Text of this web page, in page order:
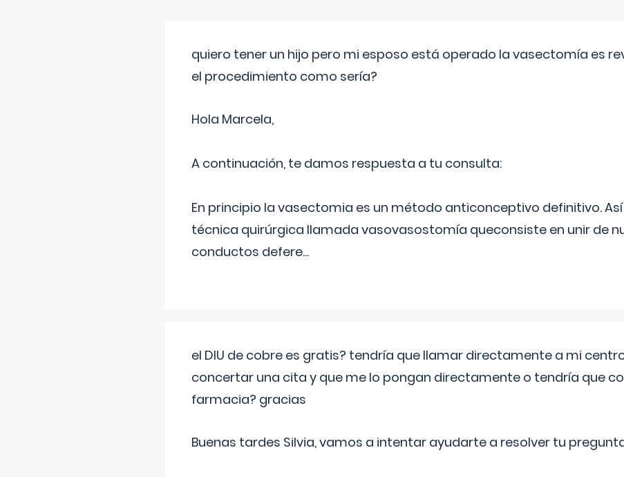
quiero tener un hijo pero mi esposo está operado la vasectomía es
el procedimiento como sería?
Hola Marcela,
A continuación, te damos respuesta a tu consulta:
En principio la vasectomia es un método anticonceptivo definitivo.
técnica quirúrgica llamada vasovasostomía queconsiste en unir de
conductos defere...
el DIU de cobre es gratis? tendría que llamar directamente a mi
concertar una cita y que me lo pongan directamente o tendría que
farmacia? gracias
Buenas tardes Silvia, vamos a intentar ayudarte a resolver tu